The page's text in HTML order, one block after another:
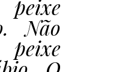
Não